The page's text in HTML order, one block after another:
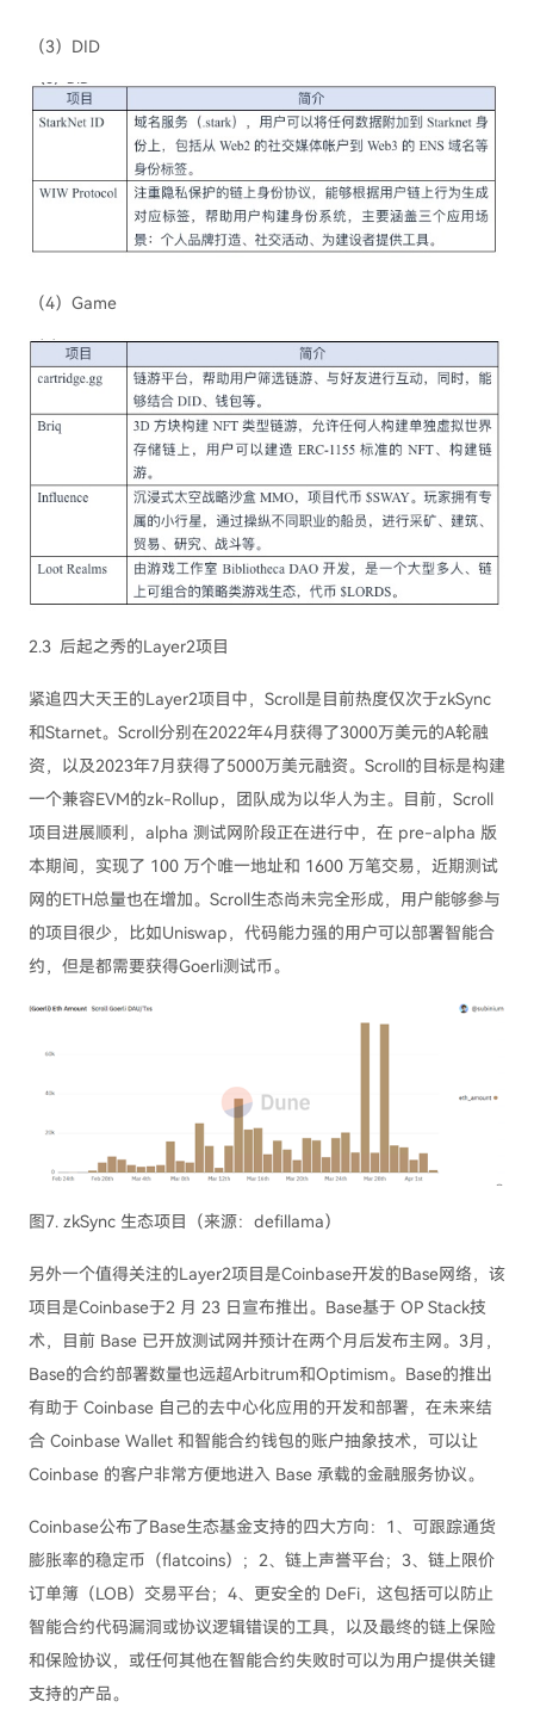
（3）DID
（4）Game
2.3 后起之秀的Layer2项目
紧追四大天王的Layer2项目中，Scroll是目前热度仅次于zkSync
和Starnet。Scroll分别在2022年4月获得了3000万美元的A轮融
资，以及2023年7月获得了5000万美元融资。Scroll的目标是构建
一个兼容EVM的zk-Rollup，团队成为以华人为主。目前，Scroll
项目进展顺利，alpha 测试网阶段正在进行中，在 pre-alpha 版
本期间，实现了 100 万个唯一地址和 1600 万笔交易，近期测试
网的ETH总量也在增加。Scroll生态尚未完全形成，用户能够参与
的项目很少，比如Uniswap，代码能力强的用户可以部署智能合
约，但是都需要获得Goerli测试币。
图7. zkSync 生态项目（来源：defillama）
另外一个值得关注的Layer2项目是Coinbase开发的Base网络，该
项目是Coinbase于2 月 23 日宣布推出。Base基于 OP Stack技
术，目前 Base 已开放测试网并预计在两个月后发布主网。3月，
Base的合约部署数量也远超Arbitrum和Optimism。Base的推出
有助于 Coinbase 自己的去中心化应用的开发和部署，在未来结
合 Coinbase Wallet 和智能合约钱包的账户抽象技术，可以让
Coinbase 的客户非常方便地进入 Base 承载的金融服务协议。
Coinbase公布了Base生态基金支持的四大方向：1、可跟踪通货
膨胀率的稳定币（flatcoins）；2、链上声誉平台；3、链上限价
订单簿（LOB）交易平台；4、更安全的 DeFi，这包括可以防止
智能合约代码漏洞或协议逻辑错误的工具，以及最终的链上保险
和保险协议，或任何其他在智能合约失败时可以为用户提供关键
支持的产品。